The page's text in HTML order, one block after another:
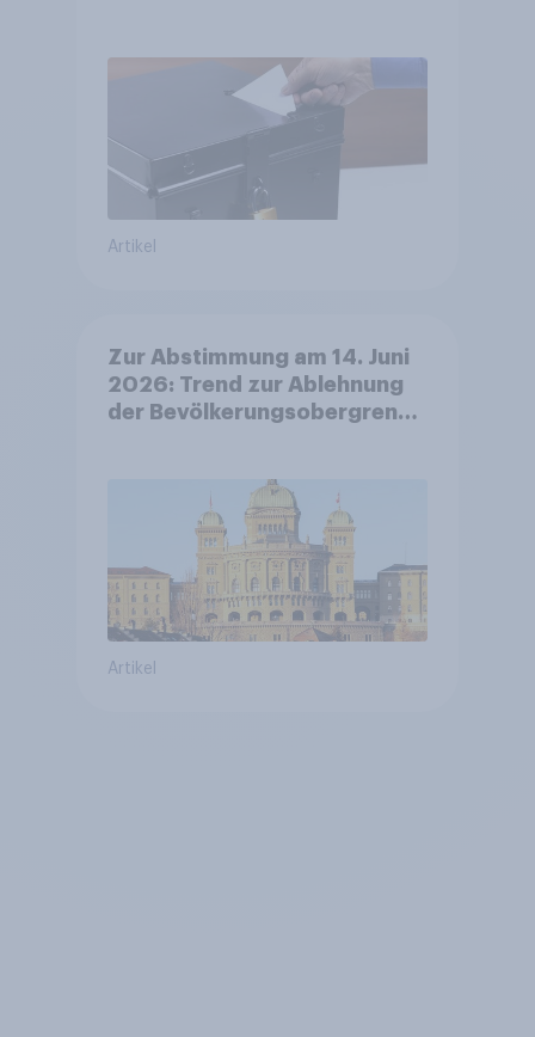
Artikel
Zur Abstimmung am 14. Juni
2026: Trend zur Ablehnung
der Bevölkerungsobergrenze
Zivildienstgesetz sinken
Artikel